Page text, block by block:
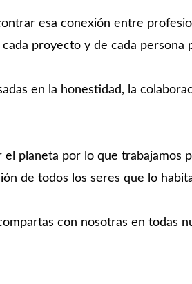
esa conexión entre
proyecto y de cada persona
en la honestidad, la
planeta por lo que trabajamos
de todos los seres que lo
con nosotras en todas